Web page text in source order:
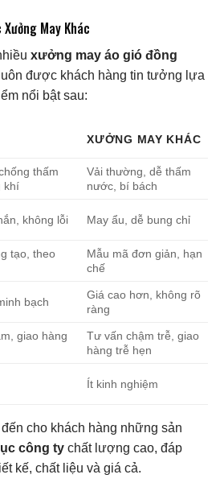
May Khác
xưởng may áo gió đồng
được khách hàng tin tưởng lựa
nổi bật sau:
XƯỞNG MAY KHÁC
thấm
khí
Vải thường, dễ thấm
nước, bí bách
không lỗi May ẩu, dễ bung chỉ
tạo, theo
Mẫu mã đơn giản, hạn
chế
bạch
Giá cao hơn, không rõ
ràng
giao hàng
Tư vấn chậm trễ, giao
hàng trễ hẹn
Ít kinh nghiệm
cho khách hàng những sản
công ty chất lượng cao, đáp
kế, chất liệu và giá cả.